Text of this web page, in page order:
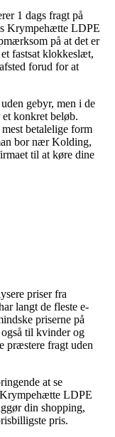
1 dags fragt på
Krympehætte LDPE
på at det er
fastsat klokkeslæt,
forud for at
gebyr, men i de
konkret beløb.
betalelige form
bor nær Kolding,
til at køre dine
priser fra
langt de fleste e-
priserne på
til kvinder og
præstere fragt uden
at se
LDPE
din shopping,
pris.